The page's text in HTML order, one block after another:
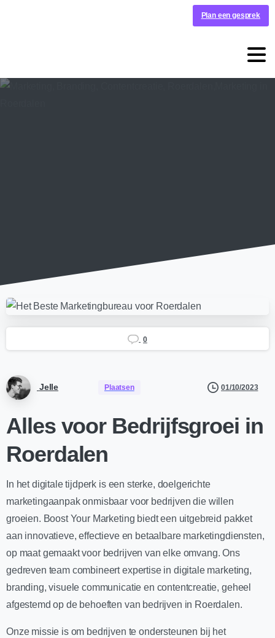
Plan een gesprek
0
Jelle Plaatsen 01/10/2023
Alles voor Bedrijfsgroei in
Roerdalen
In het digitale tijdperk is een sterke, doelgerichte
marketingaanpak onmisbaar voor bedrijven die willen
groeien. Boost Your Marketing biedt een uitgebreid pakket
aan innovatieve, effectieve en betaalbare marketingdiensten,
op maat gemaakt voor bedrijven van elke omvang. Ons
gedreven team combineert expertise in digitale marketing,
branding, visuele communicatie en contentcreatie, geheel
afgestemd op de behoeften van bedrijven in Roerdalen.
Onze missie is om bedrijven te ondersteunen bij het